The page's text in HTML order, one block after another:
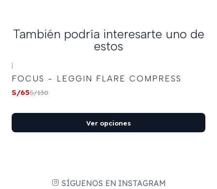
También podría interesarte uno de
estos
-50%OFF
FOCUS - LEGGIN FLARE COMPRESS
S/65S/130
Ver opciones
SÍGUENOS EN INSTAGRAM